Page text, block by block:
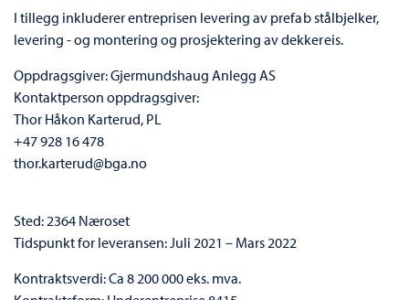
I tillegg inkluderer entreprisen levering av prefab stålbjelker,
levering - og montering og prosjektering av dekkereis.
Oppdragsgiver: Gjermundshaug Anlegg AS
Kontaktperson oppdragsgiver:
Thor Håkon Karterud, PL
+47 928 16 478
thor.karterud@bga.no
Sted: 2364 Næroset
Tidspunkt for leveransen: Juli 2021 – Mars 2022
Kontraktsverdi: Ca 8 200 000 eks. mva.